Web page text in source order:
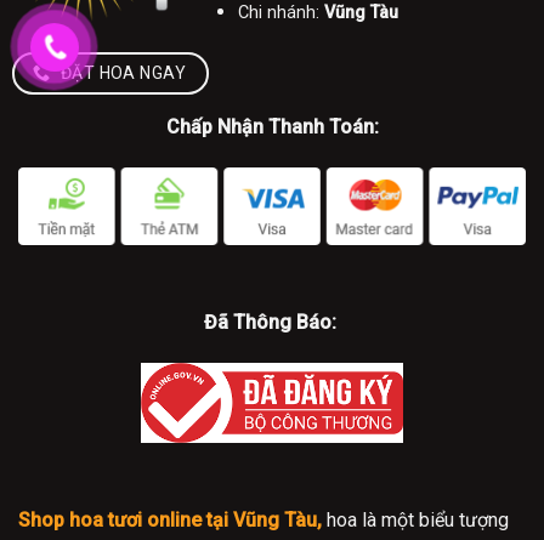
Chi nhánh: Vũng Tàu
ĐẶT HOA NGAY
Chấp Nhận Thanh Toán:
Đã Thông Báo:
Shop hoa tươi online tại Vũng Tàu, hoa là một biểu tượng